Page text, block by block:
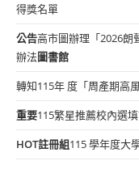
得獎名單
公告高市圖辦理「2026朗
辦法圖書館
轉知115年 度「周產期高
重要115繁星推薦校內選
HOT註冊組115 學年度大